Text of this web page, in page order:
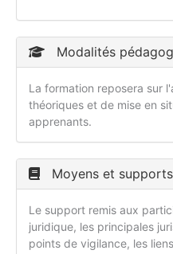
Modalités
La formation reposera sur
théoriques et de mise en
apprenants.
Moyens et
Le support remis aux
juridique, les principales
points de vigilance, les